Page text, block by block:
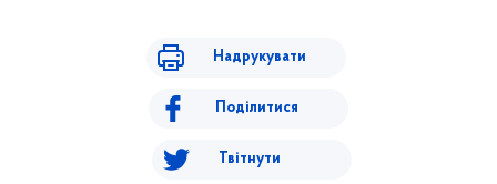
Надрукувати
Поділитися
Твітнути